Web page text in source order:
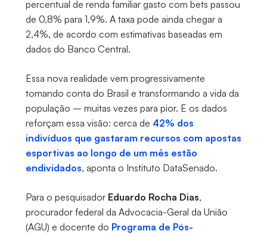
percentual de renda familiar gasto com bets passou
de 0,8% para 1,9%. A taxa pode ainda chegar a
2,4%, de acordo com estimativas baseadas em
dados do Banco Central.
Essa nova realidade vem progressivamente
tomando conta do Brasil e transformando a vida da
população – muitas vezes para pior. E os dados
reforçam essa visão: cerca de 42% dos
indivíduos que gastaram recursos com apostas
esportivas ao longo de um mês estão
endividados, aponta o Instituto DataSenado.
Para o pesquisador Eduardo Rocha Dias,
procurador federal da Advocacia-Geral da União
(AGU) e docente do Programa de Pós-